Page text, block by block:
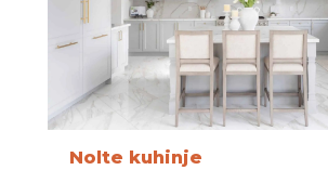
Nolte kuhinje